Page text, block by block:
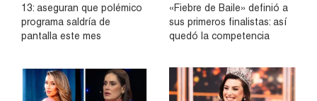
13: aseguran que polémico
programa saldría de
pantalla este mes
«Fiebre de Baile» definió a
sus primeros finalistas: así
quedó la competencia